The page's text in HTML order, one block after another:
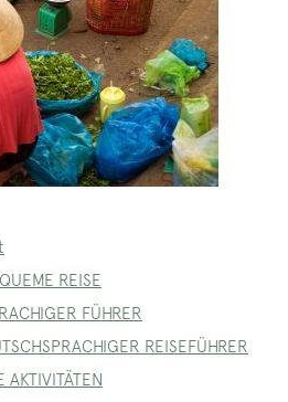
REISE
FÜHRER
REISEFÜHRER
AKTIVITÄTEN